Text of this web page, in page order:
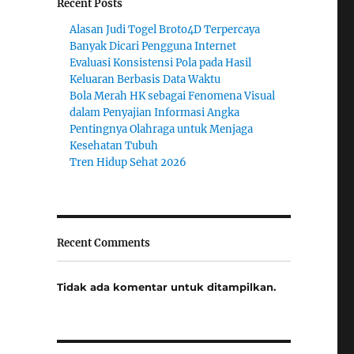
Recent Posts
Alasan Judi Togel Broto4D Terpercaya
Banyak Dicari Pengguna Internet
Evaluasi Konsistensi Pola pada Hasil
Keluaran Berbasis Data Waktu
Bola Merah HK sebagai Fenomena Visual
dalam Penyajian Informasi Angka
Pentingnya Olahraga untuk Menjaga
Kesehatan Tubuh
Tren Hidup Sehat 2026
Recent Comments
Tidak ada komentar untuk ditampilkan.